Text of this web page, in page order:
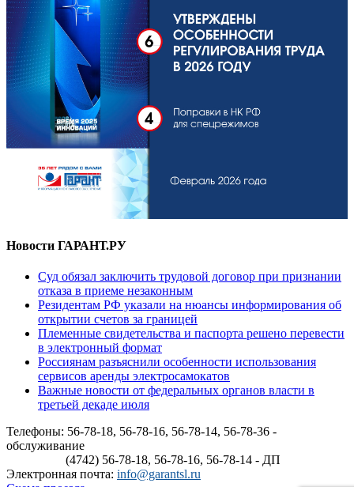
Новости ГАРАНТ.РУ
Суд обязал заключить трудовой договор при признании
отказа в приеме незаконным
Резидентам РФ указали на нюансы информирования об
открытии счетов за границей
Племенные свидетельства и паспорта решено перевести
в электронный формат
Россиянам разъяснили особенности использования
сервисов аренды электросамокатов
Важные новости от федеральных органов власти в
третьей декаде июля
Телефоны: 56-78-18, 56-78-16, 56-78-14, 56-78-36 -
обслуживание
(4742) 56-78-18, 56-78-16, 56-78-14 - ДП
Электронная почта: info@garantsl.ru